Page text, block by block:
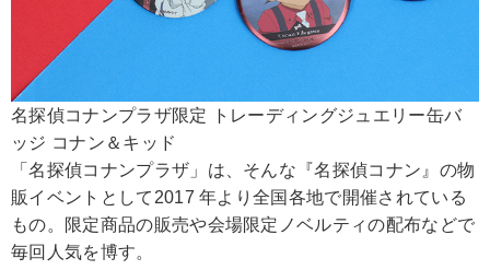
名探偵コナンプラザ限定 トレーディングジュエリー缶バ
ッジ コナン＆キッド
「名探偵コナンプラザ」は、そんな『名探偵コナン』の物
販イベントとして2017 年より全国各地で開催されている
もの。限定商品の販売や会場限定ノベルティの配布などで
毎回人気を博す。